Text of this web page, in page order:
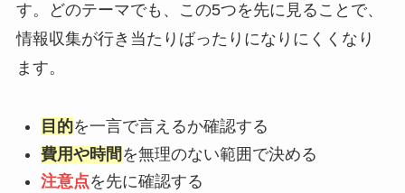
す。どのテーマでも、この5つを先に見ることで、
情報収集が行き当たりばったりになりにくくなり
ます。
目的を一言で言えるか確認する
費用や時間 を無理のない範囲で決める
注意点を先に確認する